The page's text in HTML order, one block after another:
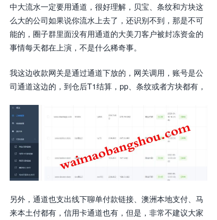
中大流水一定要用通道，很好理解，贝宝、条纹和方块这
么大的公司如果说你流水上去了，还识别不到，那是不可
能的，圈子群里面没有用通道的大美刀客户被封冻资金的
事情每天都在上演，不是什么稀奇事。
我这边收款网关是通过通道下放的，网关调用，账号是公
司通道这边的，到仓后T1结算，pp、条纹或者方块都有，
另外，通道也支出线下聊单付款链接、澳洲本地支付、马
来本土付都有，信用卡通道也有，但是，非常不建议大家